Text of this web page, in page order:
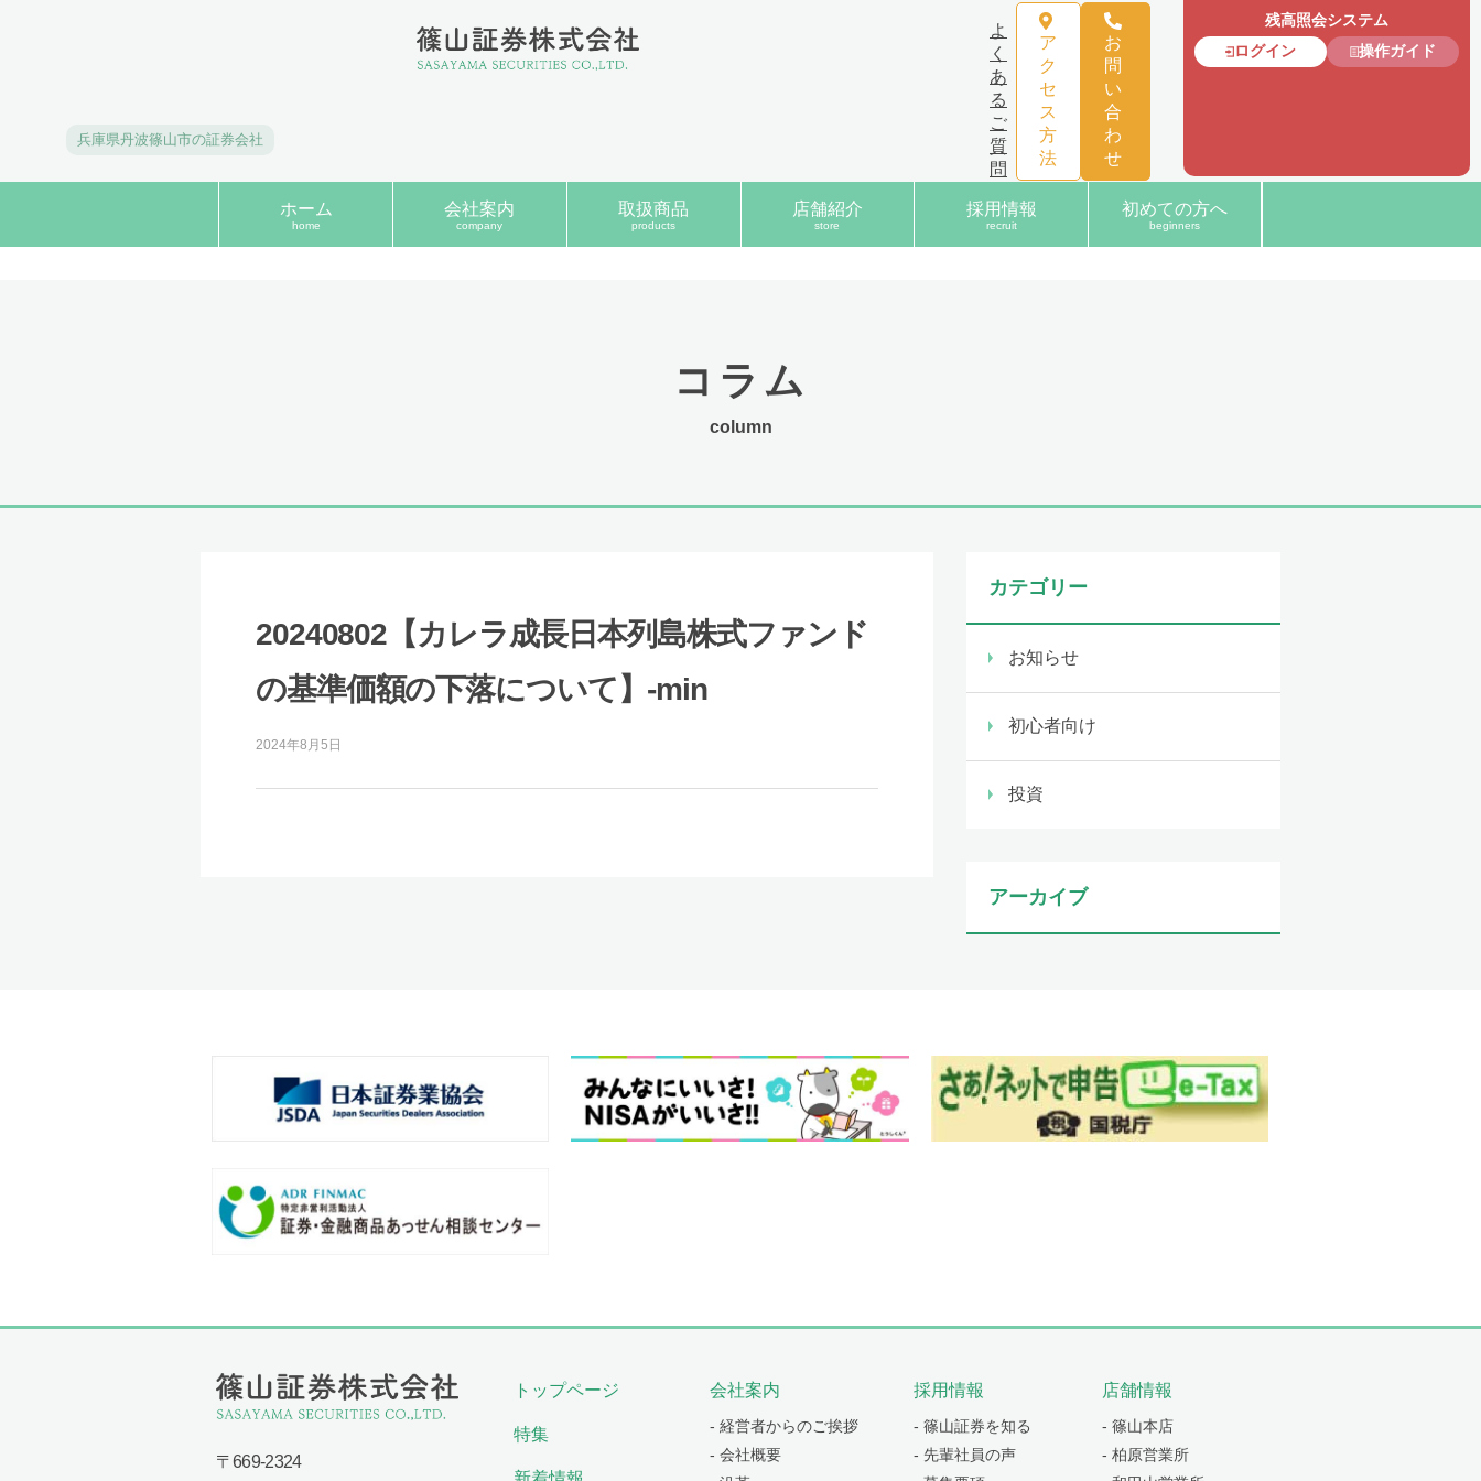
兵庫県丹波篠山市の証券会社
よ
く
あ
る
ご
質
問
ア
ク
セ
ス
方
法
お
問
い
合
わ
せ
残高照会システム
ログイン
操作ガイド
ホーム
home
会社案内
company
取扱商品
products
店舗紹介
store
採用情報
recruit
初めての方へ
beginners
コラム
column
20240802【カレラ成長日本列島株式ファンド
の基準価額の下落について】-min
2024年8月5日
カテゴリー
お知らせ
初心者向け
投資
アーカイブ
〒669-2324
トップページ
特集
会社案内
- 経営者からのご挨拶
- 会社概要
採用情報
- 篠山証券を知る
- 先輩社員の声
店舗情報
- 篠山本店
- 柏原営業所